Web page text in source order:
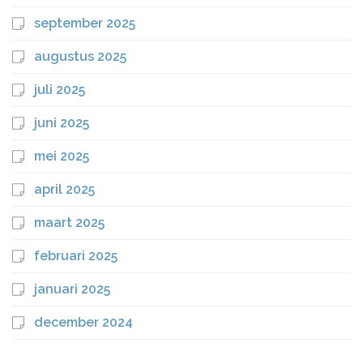
september 2025
augustus 2025
juli 2025
juni 2025
mei 2025
april 2025
maart 2025
februari 2025
januari 2025
december 2024